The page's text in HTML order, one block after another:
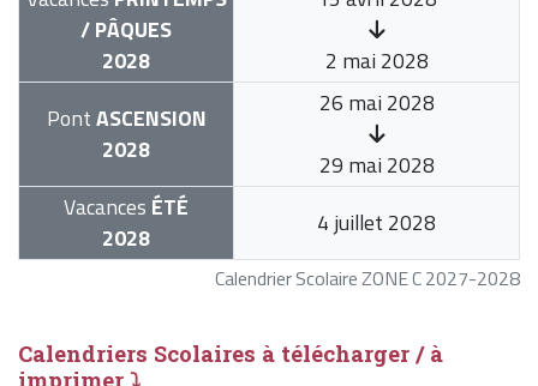
Calendrier Scolaire ZONE C 2027-2028
/ PÂQUES
2028
2 mai 2028
PontASCENSION
2028
26 mai 2028
29 mai 2028
Vacances ÉTÉ
2028
4 juillet 2028
Calendriers Scolaires à télécharger / à
imprimer ⤵